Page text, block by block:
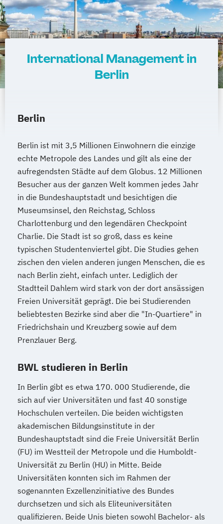
International Management in
Berlin
Berlin
Berlin ist mit 3,5 Millionen Einwohnern die einzige
echte Metropole des Landes und gilt als eine der
aufregendsten Städte auf dem Globus. 12 Millionen
Besucher aus der ganzen Welt kommen jedes Jahr
in die Bundeshauptstadt und besichtigen die
Museumsinsel, den Reichstag, Schloss
Charlottenburg und den legendären Checkpoint
Charlie. Die Stadt ist so groß, dass es keine
typischen Studentenviertel gibt. Die Studies gehen
zischen den vielen anderen jungen Menschen, die es
nach Berlin zieht, einfach unter. Lediglich der
Stadtteil Dahlem wird stark von der dort ansässigen
Freien Universität geprägt. Die bei Studierenden
beliebtesten Bezirke sind aber die "In-Quartiere" in
Friedrichshain und Kreuzberg sowie auf dem
Prenzlauer Berg.
BWL studieren in Berlin
In Berlin gibt es etwa 170. 000 Studierende, die
sich auf vier Universitäten und fast 40 sonstige
Hochschulen verteilen. Die beiden wichtigsten
akademischen Bildungsinstitute in der
Bundeshauptstadt sind die Freie Universität Berlin
(FU) im Westteil der Metropole und die Humboldt-
Universität zu Berlin (HU) in Mitte. Beide
Universitäten konnten sich im Rahmen der
sogenannten Exzellenzinitiative des Bundes
durchsetzen und sich als Eliteuniversitäten
qualifizieren. Beide Unis bieten sowohl Bachelor- als